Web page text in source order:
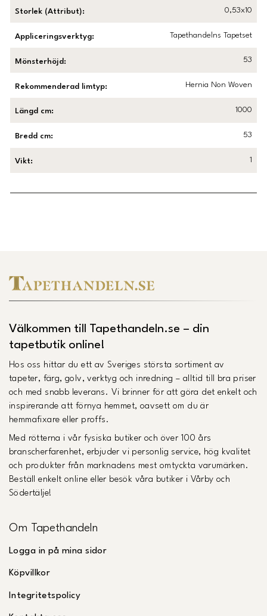
Storlek (Attribut): 0,53x10
Appliceringsverktyg: Tapethandelns Tapetset
Mönsterhöjd : 53
Rekommenderad limtyp: Hernia Non Woven
Längd cm: 1000
Bredd cm: 53
Vikt: 1
Välkommen till Tapethandeln.se – din
tapetbutik online!
Hos oss hittar du ett av Sveriges största sortiment av
tapeter, färg, golv, verktyg och inredning – alltid till bra priser
och med snabb leverans. Vi brinner för att göra det enkelt och
inspirerande att förnya hemmet, oavsett om du är
hemmafixare eller proffs.
Med rötterna i vår fysiska butiker och över 100 års
branscherfarenhet, erbjuder vi personlig service, hög kvalitet
och produkter från marknadens mest omtyckta varumärken.
Beställ enkelt online eller besök våra butiker i Vårby och
Södertälje!
Om Tapethandeln
Logga in på mina sidor
Köpvillkor
Integritetspolicy